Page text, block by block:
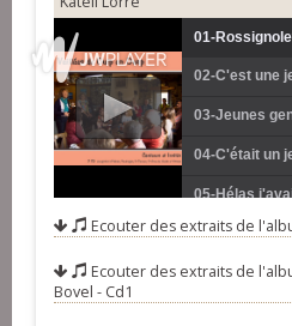
01-
morel)
02-C'est une
ans (hélène
03-Jeunes
(maurice
04-C'était un
gallais)
05-Hélas
(gérard
06-
brielle)
07-Venez,
Ecouter des extraits de
Ecouter des extraits de
Bovel - Cd1